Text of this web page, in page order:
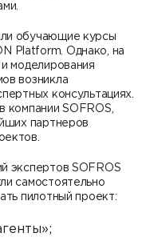
обучающие курсы
Platform. Однако, на
моделирования
возникла
консультациях.
компании SOFROS,
партнеров
экспертов SOFROS
самостоятельно
пилотный проект: